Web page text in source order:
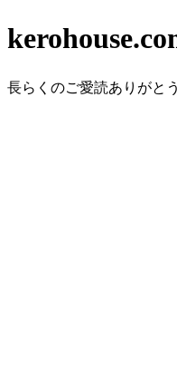
長らくのご愛読ありがと